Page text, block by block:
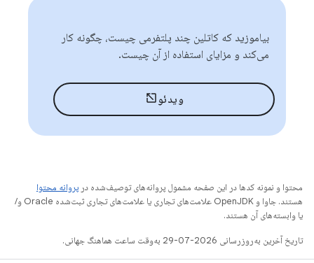
بیاموزید که کاتلین چند پلتفرمی چیست، چگونه کار
می‌کند و مزایای استفاده از آن چیست.
ویدئو
محتوا و نمونه کدها در این صفحه مشمول پروانه‌های توصیف‌شده در پروانه محتوا
هستند. جاوا و OpenJDK علامت‌های تجاری یا علامت‌های تجاری ثبت‌شده Oracle و/
یا وابسته‌های آن هستند.
تاریخ آخرین به‌روزرسانی 2026-07-29 به‌وقت ساعت هماهنگ جهانی.